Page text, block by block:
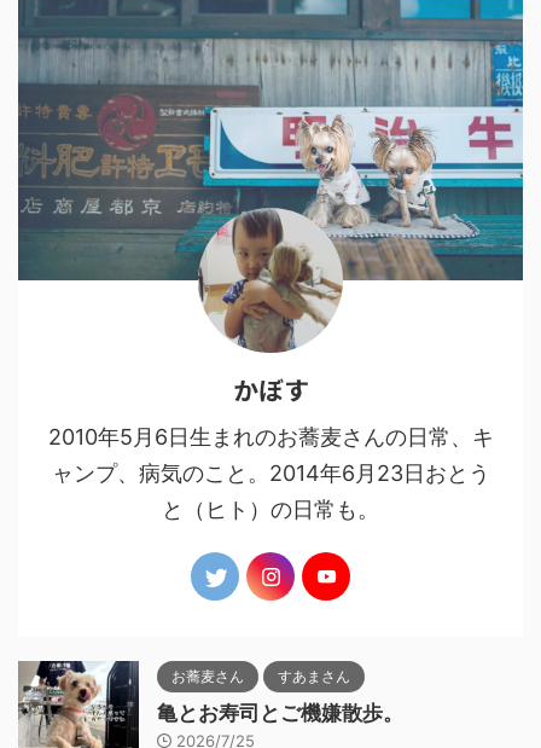
かぼす
2010年5月6日生まれのお蕎麦さんの日常、キ
ャンプ、病気のこと。2014年6月23日おとう
と（ヒト）の日常も。
お蕎麦さん すあまさん
亀とお寿司とご機嫌散歩。
2026/7/25